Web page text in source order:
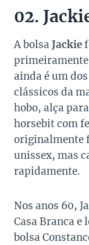
02.
A bolsa Jackie
primeiramente
ainda é um
clássicos da
hobo, alça
horsebit com
originalmente
unissex, mas
rapidamente.
Nos anos 60,
Casa Branca e
bolsa